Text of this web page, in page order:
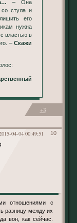
– Она
со стула и
его
нужна
властью в
–Скажи
+3
10
04-04 00:49:51
разницу между их
вон, как сейчас.